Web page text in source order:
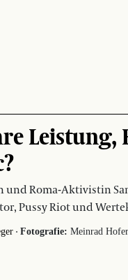
Leistung,
und Roma-Aktivistin
Pussy Riot und
· Fotografie: Meinrad Hofer